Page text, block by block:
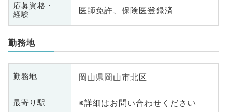
応募資格・
経験
医師免許、保険医登録済
勤務地
勤務地 岡山県岡山市北区
最寄り駅 ※詳細はお問い合わせください